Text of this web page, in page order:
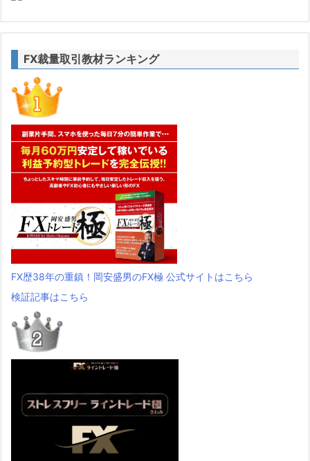
FX裁量取引教材ランキング
FX歴38年の重鎮！岡安盛男のFX極 公式サイトはこちら
検証記事はこちら